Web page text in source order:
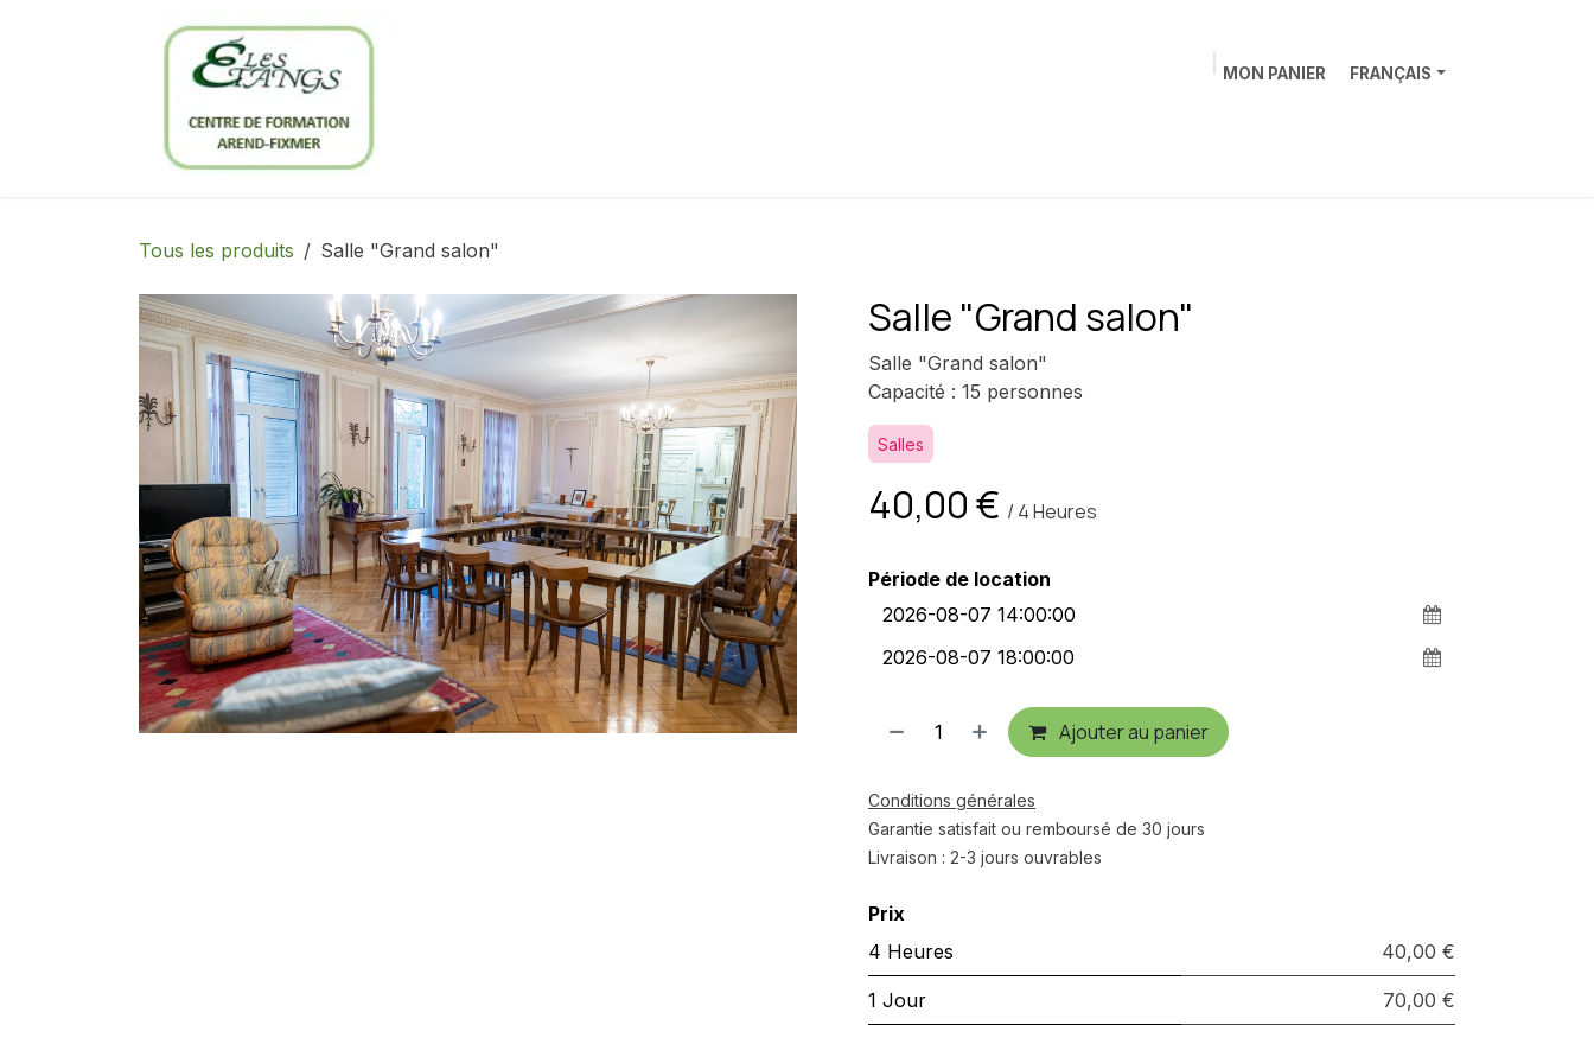
MON PANIER FRANÇAIS
Tous les produits Salle "Grand salon"
Salle "Grand salon"
Salle "Grand salon"
Capacité : 15 personnes
Salles
40,00€ / 4Heures
Période de location
Ajouter au panier
Conditions générales
Garantie satisfait ou remboursé de 30 jours
Livraison : 2-3 jours ouvrables
Prix
4 Heures
40,00 €
1 Jour 70,00 €